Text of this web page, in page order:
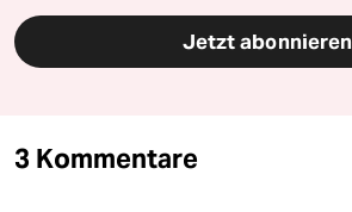
Jetzt abonnieren
3 Kommentare